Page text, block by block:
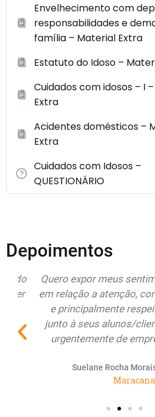
Envelhecimento com
responsabilidades e
família – Material Extra
Estatuto do Idoso –
Cuidados com idosos – I
Extra
Acidentes domésticos –
Extra
Cuidados com Idosos –
QUESTIONÁRIO
Depoimentos
Quero expor meus
em relação a atenção,
e principalmente respeito
junto à seus alunos/clientes.
urgentemente de
Suelane Rocha Morais de
Maracanaú -